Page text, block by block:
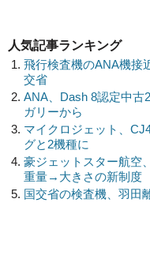
人気記事ランキング
飛行検査機のANA機接
交省
ANA、Dash 8認定中
ガリーから
マイクロジェット、
グと2機種に
豪ジェットスター航空
重量→大きさの新制度
国交省の検査機、羽